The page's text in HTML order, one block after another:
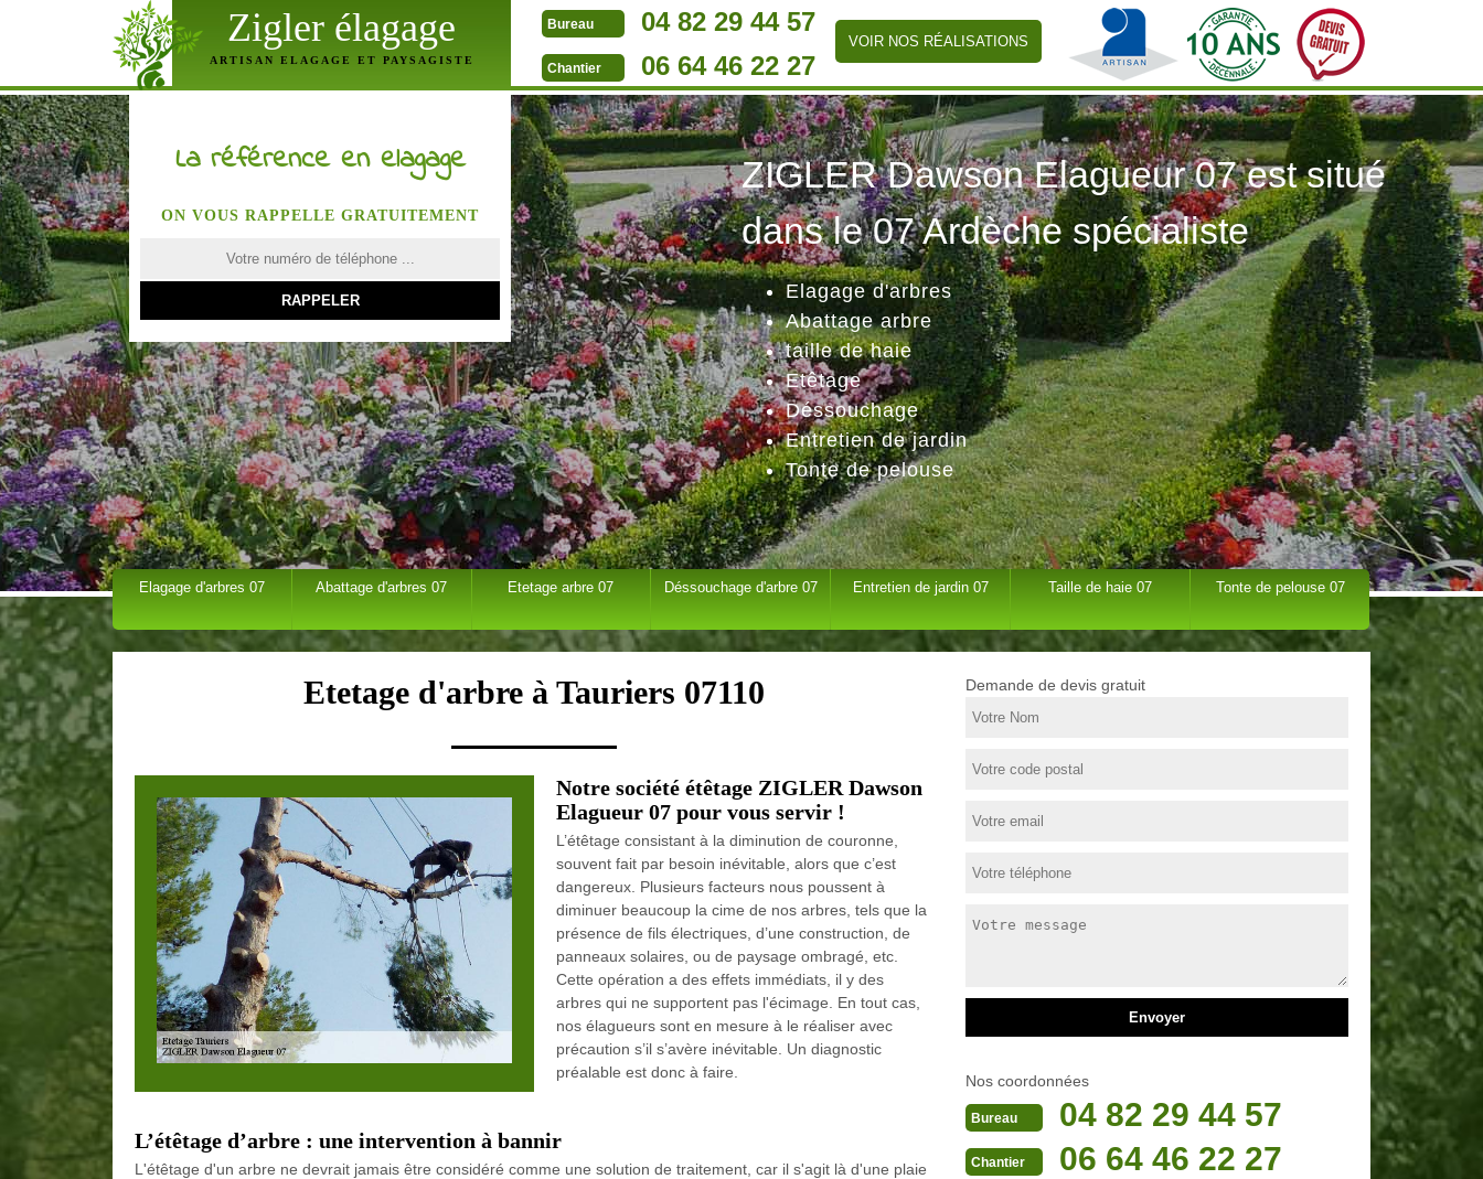
Zigler élagage
ARTISAN ELAGAGE ET PAYSAGISTE
Bureau 04 82 29 44 57
Chantier 06 64 46 22 27
VOIR NOS RÉALISATIONS
ZIGLER Dawson Elagueur 07 est situé
dans le 07 Ardèche spécialiste
Elagage d'arbres
Abattage arbre
taille de haie
Etêtage
Déssouchage
Entretien de jardin
Tonte de pelouse
La référence en elagage
ON VOUS RAPPELLE GRATUITEMENT
Elagage d'arbres 07 Abattage d'arbres 07 Etetage arbre 07 Déssouchage d'arbre 07 Entretien de jardin 07 Taille de haie 07 Tonte de pelouse 07
Etetage d'arbre à Tauriers 07110
Notre société étêtage ZIGLER Dawson
Elagueur 07 pour vous servir !
L’étêtage consistant à la diminution de couronne,
souvent fait par besoin inévitable, alors que c’est
dangereux. Plusieurs facteurs nous poussent à
diminuer beaucoup la cime de nos arbres, tels que la
présence de fils électriques, d’une construction, de
panneaux solaires, ou de paysage ombragé, etc.
Cette opération a des effets immédiats, il y des
arbres qui ne supportent pas l'écimage. En tout cas,
nos élagueurs sont en mesure à le réaliser avec
précaution s’il s’avère inévitable. Un diagnostic
préalable est donc à faire.
L’étêtage d’arbre : une intervention à bannir
L'étêtage d'un arbre ne devrait jamais être considéré comme une solution de traitement, car il s'agit là d'une plaie
Demande de devis gratuit
Nos coordonnées
Bureau 04 82 29 44 57
Chantier 06 64 46 22 27